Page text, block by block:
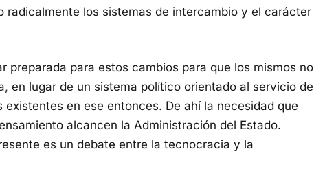
radicalmente los sistemas de intercambio y el carácter
preparada para estos cambios para que los mismos no
en lugar de un sistema político orientado al servicio de
en ese entonces. De ahí la necesidad que
alcancen la Administración del Estado.
es un debate entre la tecnocracia y la